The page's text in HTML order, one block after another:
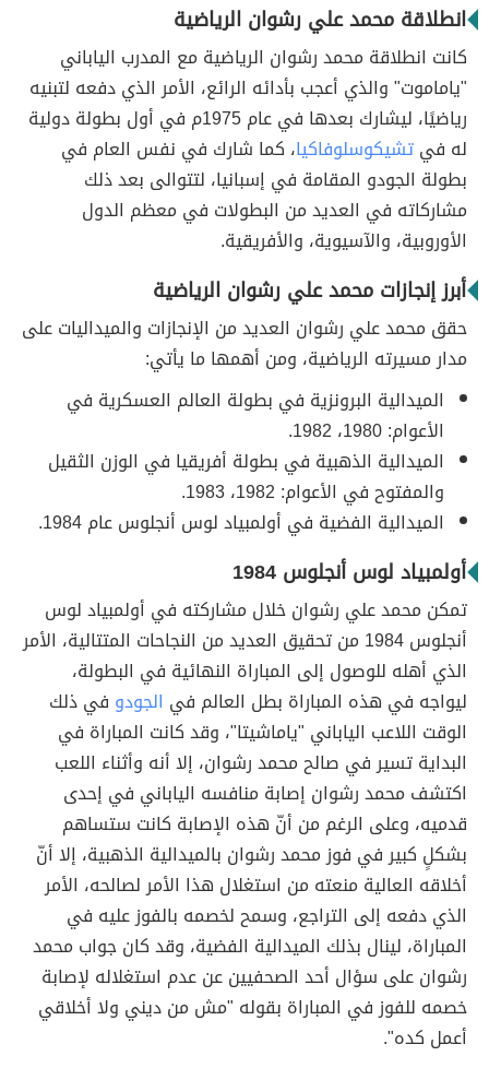
انطلاقة محمد علي رشوان الرياضية
كانت انطلاقة محمد رشوان الرياضية مع المدرب الياباني
"ياماموت" والذي أعجب بأدائه الرائع، الأمر الذي دفعه لتبنيه
رياضيًا، ليشارك بعدها في عام 1975م في أول بطولة دولية
له فيتشيكوسلوفاكيا، كما شارك في نفس العام في
بطولة الجودو المقامة في إسبانيا، لتتوالى بعد ذلك
مشاركاته في العديد من البطولات في معظم الدول
الأوروبية، والآسيوية، والأفريقية.
أبرز إنجازات محمد علي رشوان الرياضية
حقق محمد علي رشوان العديد من الإنجازات والميداليات على
مدار مسيرته الرياضية، ومن أهمها ما يأتي:
الميدالية البرونزية في بطولة العالم العسكرية في
الأعوام: 1980، 1982.
الميدالية الذهبية في بطولة أفريقيا في الوزن الثقيل
والمفتوح في الأعوام: 1982، 1983.
الميدالية الفضية في أولمبياد لوس أنجلوس عام 1984.
أولمبياد لوس أنجلوس 1984
تمكن محمد علي رشوان خلال مشاركته في أولمبياد لوس
أنجلوس 1984 من تحقيق العديد من النجاحات المتتالية، الأمر
الذي أهله للوصول إلى المباراة النهائية في البطولة،
ليواجه في هذه المباراة بطل العالم في الجودو في ذلك
الوقت اللاعب الياباني "ياماشيتا"، وقد كانت المباراة في
البداية تسير في صالح محمد رشوان، إلا أنه وأثناء اللعب
اكتشف محمد رشوان إصابة منافسه الياباني في إحدى
قدميه، وعلى الرغم من أنّ هذه الإصابة كانت ستساهم
بشكلٍ كبير في فوز محمد رشوان بالميدالية الذهبية، إلا أنّ
أخلاقه العالية منعته من استغلال هذا الأمر لصالحه، الأمر
الذي دفعه إلى التراجع، وسمح لخصمه بالفوز عليه في
المباراة، لينال بذلك الميدالية الفضية، وقد كان جواب محمد
رشوان على سؤال أحد الصحفيين عن عدم استغلاله لإصابة
خصمه للفوز في المباراة بقوله "مش من ديني ولا أخلاقي
أعمل كده".